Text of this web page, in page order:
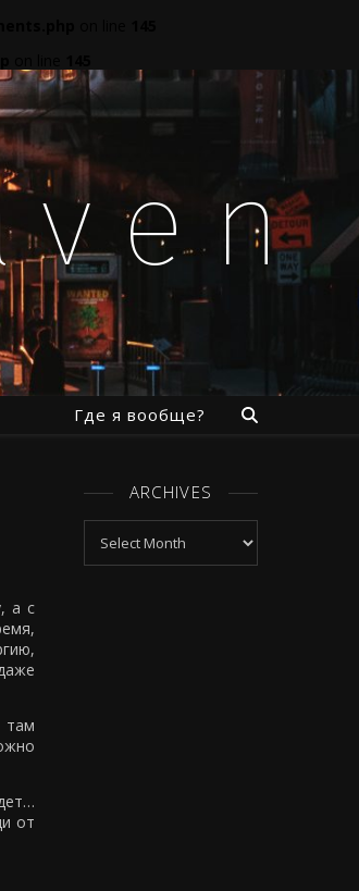
Где я вообще?
а с
там
от
ARCHIVES
Archives